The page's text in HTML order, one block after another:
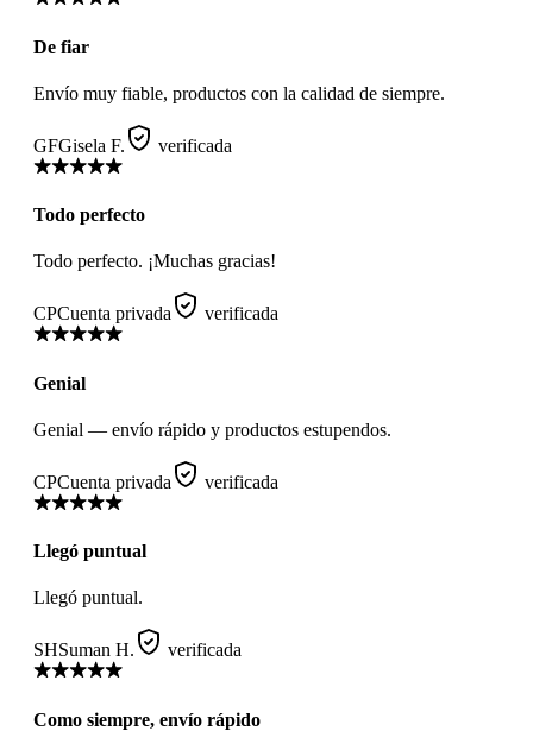
De fiar
Envío muy fiable, productos con la calidad de siempre.
GFGisela F. verificada
Todo perfecto
Todo perfecto. ¡Muchas gracias!
CPCuenta privada verificada
Genial
Genial — envío rápido y productos estupendos.
CPCuenta privada verificada
Llegó puntual
Llegó puntual.
SHSuman H. verificada
Como siempre, envío rápido